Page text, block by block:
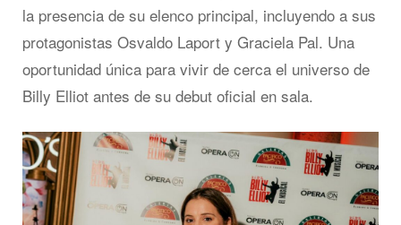
la presencia de su elenco principal, incluyendo a sus
protagonistas Osvaldo Laport y Graciela Pal. Una
oportunidad única para vivir de cerca el universo de
Billy Elliot antes de su debut oficial en sala.